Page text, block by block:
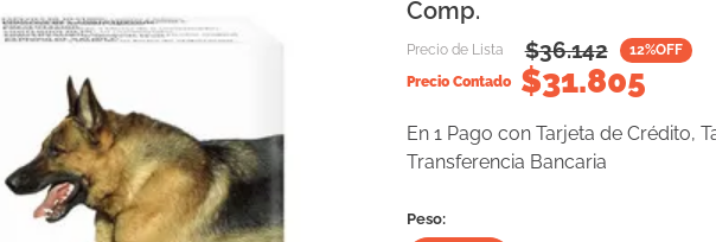
Comp.
Precio de Lista $36.142 12%OFF
Precio Contado
$31.805
En 1 Pago con Tarjeta de Crédito,
Transferencia Bancaria
Peso: